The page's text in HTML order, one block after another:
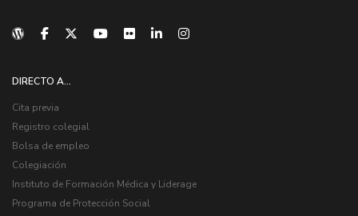
DIRECTO A...
Cita previa
Registro colegial
Bolsa de empleo
Colegiación
Instituto de Formación Médica y Liderage
Programa de Protección Social